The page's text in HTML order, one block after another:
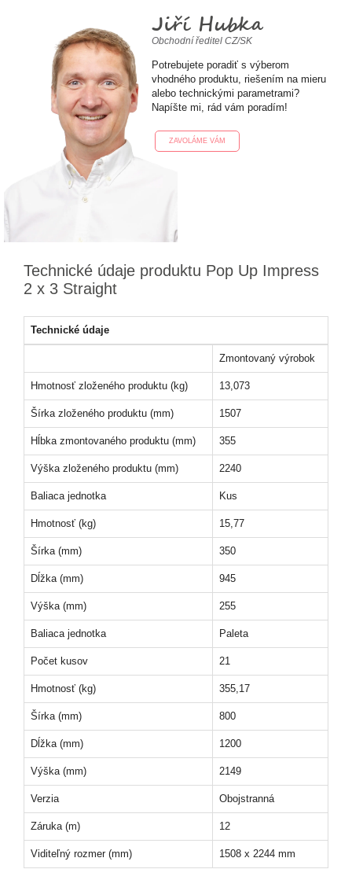
Jiří Hubka
Obchodní ředitel CZ/SK
Potrebujete poradiť s výberom
vhodného produktu, riešením na mieru
alebo technickými parametrami?
Napíšte mi, rád vám poradím!
ZAVOLÁME VÁM
Technické údaje produktu Pop Up Impress
2 x 3 Straight
Technické údaje
Zmontovaný výrobok
Hmotnosť zloženého produktu (kg) 13,073
Šírka zloženého produktu (mm) 1507
Hĺbka zmontovaného produktu (mm) 355
Výška zloženého produktu (mm) 2240
Baliaca jednotka Kus
Hmotnosť (kg) 15,77
Šírka (mm) 350
Dĺžka (mm) 945
Výška (mm) 255
Baliaca jednotka Paleta
Počet kusov 21
Hmotnosť (kg) 355,17
Šírka (mm) 800
Dĺžka (mm) 1200
Výška (mm) 2149
Verzia Obojstranná
Záruka (m) 12
Viditeľný rozmer (mm) 1508 x 2244 mm